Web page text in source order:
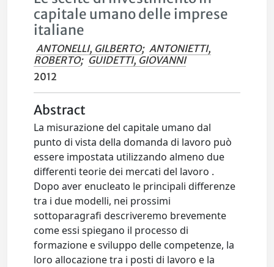
capitale umano delle imprese
italiane
ANTONELLI, GILBERTO; ANTONIETTI,
ROBERTO; GUIDETTI, GIOVANNI
2012
Abstract
La misurazione del capitale umano dal
punto di vista della domanda di lavoro può
essere impostata utilizzando almeno due
differenti teorie dei mercati del lavoro .
Dopo aver enucleato le principali differenze
tra i due modelli, nei prossimi
sottoparagrafi descriveremo brevemente
come essi spiegano il processo di
formazione e sviluppo delle competenze, la
loro allocazione tra i posti di lavoro e la